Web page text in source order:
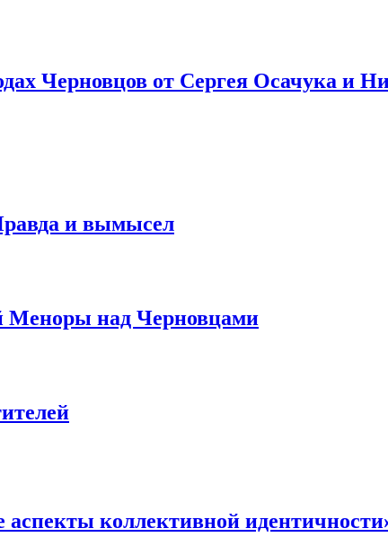
Черновцов от Сергея Осачука и
и вымысел
Меноры над Черновцами
коллективной